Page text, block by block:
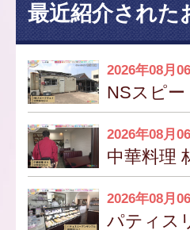
最近紹介された
2026年08月
NSスピー
2026年08月
中華料理
2026年08月
パティス